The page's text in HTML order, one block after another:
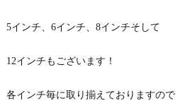
5インチ、6インチ、8インチそして
12インチもございます！
各インチ毎に取り揃えておりますので